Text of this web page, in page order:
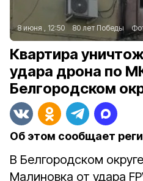
8 июня , 12:50 80 лет Победы
Квартира
удара дрона по
Белгородском
Об этом сообщает
В Белгородском
Малиновка от удара